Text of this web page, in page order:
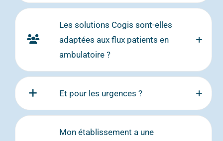
Les solutions Cogis sont-elles
adaptées aux flux patients en
ambulatoire ?
Et pour les urgences ?
Mon établissement a une